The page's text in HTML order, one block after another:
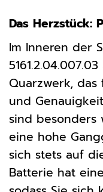
Das Herzstück:
Im Inneren der
Quarzwerk,
und
sind besonders
eine hohe
sich stets auf
Batterie hat